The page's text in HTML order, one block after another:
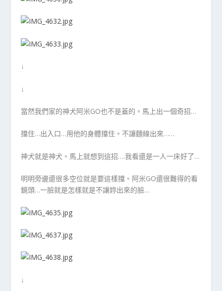
↓
↓
當然我們家的神犬阿米GO也不是蓋的。馬上出一個奇招…
擋住…出入口…用他的身體擋住。不讓麵線出來……
神犬就是神犬。馬上就想到這招….我看還是一人一床好了…
明明旁邊還很多空位就是要這樣擋。阿米GO還很難得的看
鏡頭…一臉就是怎樣就是不讓妳出來的臉…
↓